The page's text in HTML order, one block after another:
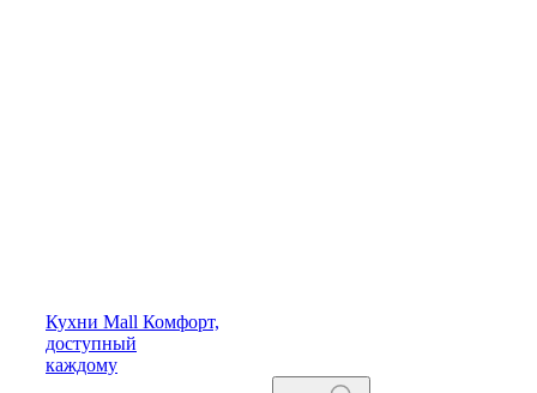
Кухни Mall Комфорт,
доступный
каждому